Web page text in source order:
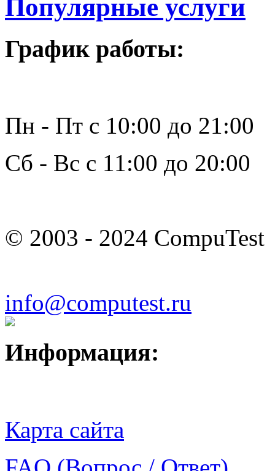
Популярные услуги
График работы:
Пн - Пт с 10:00 до 21:00
Сб - Вс с 11:00 до 20:00
© 2003 - 2024 CompuTest
info@computest.ru
Информация:
Карта сайта